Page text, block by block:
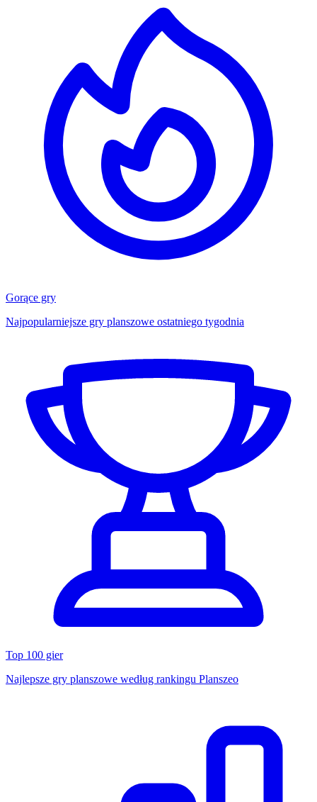
Gorące gry
Najpopularniejsze gry planszowe ostatniego tygodnia
Top 100 gier
Najlepsze gry planszowe według rankingu Planszeo